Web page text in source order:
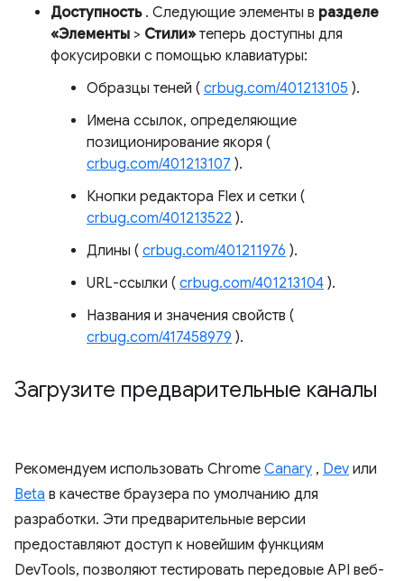
Доступность. Следующие элементы в разделе
«Элементы > Стили» теперь доступны для
фокусировки с помощью клавиатуры:
Образцы теней ( crbug.com/401213105 ).
Имена ссылок, определяющие
позиционирование якоря (
crbug.com/401213107 ).
Кнопки редактора Flex и сетки (
crbug.com/401213522 ).
Длины ( crbug.com/401211976 ).
URL-ссылки ( crbug.com/401213104 ).
Названия и значения свойств (
crbug.com/417458979 ).
Загрузите предварительные каналы
Рекомендуем использовать Chrome Canary , Dev или
Beta в качестве браузера по умолчанию для
разработки. Эти предварительные версии
предоставляют доступ к новейшим функциям
DevTools, позволяют тестировать передовые API веб-